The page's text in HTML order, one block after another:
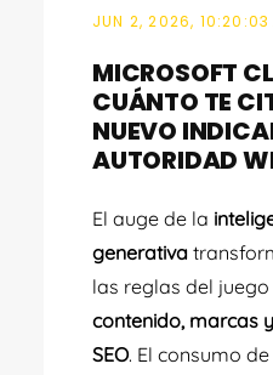
JUN 2, 2026, 10:20:03
MICROSOFT
CUÁNTO TE
NUEVO
AUTORIDAD
El auge de la
generativa
las reglas del
contenido, marcas
SEO. El consumo